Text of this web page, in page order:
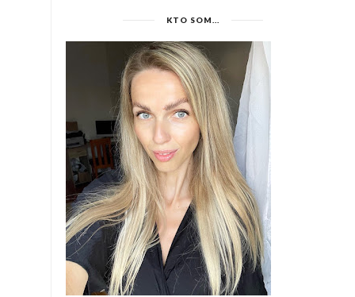
KTO SOM...